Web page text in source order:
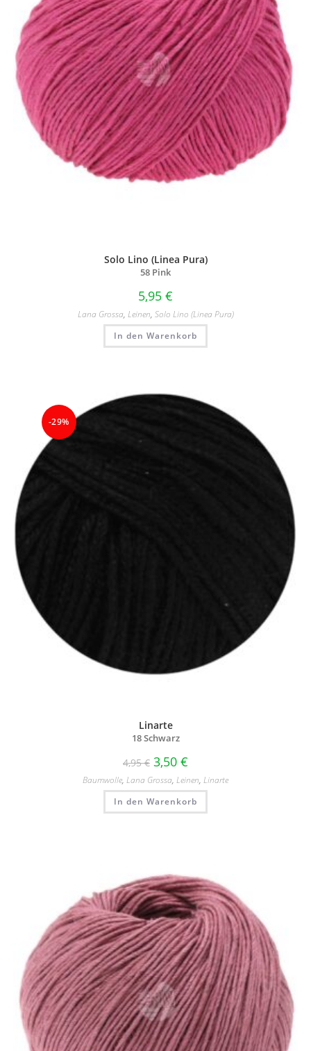
Solo Lino (Linea Pura)
58 Pink
5,95 €
Lana Grossa, Leinen, Solo Lino (Linea Pura)
In den Warenkorb
-29%
Linarte
18 Schwarz
4,95€ 3,50 €
Baumwolle, Lana Grossa, Leinen, Linarte
In den Warenkorb